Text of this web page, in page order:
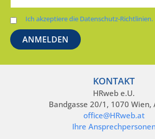
Ich akzeptiere die Datenschutz-Richtlinien.
KONTAKT
HRweb e.U.
Bandgasse 20/1, 1070 Wien,
office@HRweb.at
Ihre